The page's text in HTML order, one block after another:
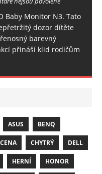
Baby Monitor N3. Tato
dozor dítěte
barevný
přináší klid rodičům
ASUS BENQ
CENA CHYTRÝ DELL
HERNÍ HONOR